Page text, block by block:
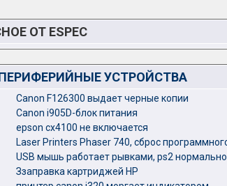
ОТ ESPEC
УСТРОЙСТВА
Canon F126300 выдает черные копии
Canon i905D-блок питания
epson cx4100 не включается
Laser Printers Phaser 740, сброс
USB мышь работает рывками, ps2 нормально
Ззаправка картриджей HP